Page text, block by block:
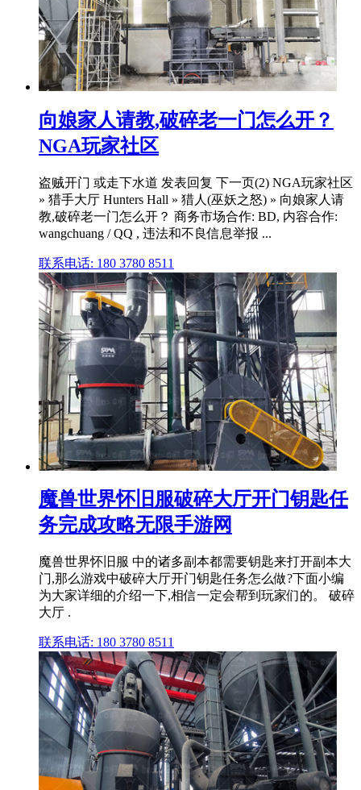
向娘家人请教,破碎老一门怎么开？
NGA玩家社区
盗贼开门 或走下水道 发表回复 下一页(2) NGA玩家社区
» 猎手大厅 Hunters Hall » 猎人(巫妖之怒) » 向娘家人请
教,破碎老一门怎么开？ 商务市场合作: BD, 内容合作:
wangchuang / QQ , 违法和不良信息举报 ...
联系电话: 180 3780 8511
魔兽世界怀旧服破碎大厅开门钥匙任
务完成攻略无限手游网
魔兽世界怀旧服 中的诸多副本都需要钥匙来打开副本大
门,那么游戏中破碎大厅开门钥匙任务怎么做?下面小编
为大家详细的介绍一下,相信一定会帮到玩家们的。 破碎
大厅 .
联系电话: 180 3780 8511